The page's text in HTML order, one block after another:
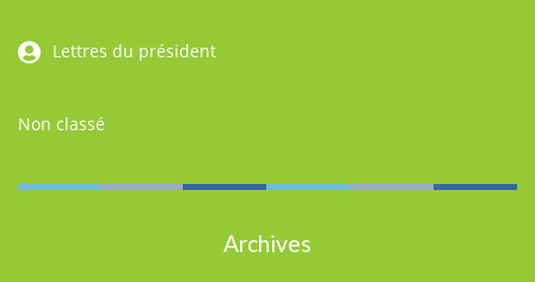
Lettres du président
Non classé
Archives